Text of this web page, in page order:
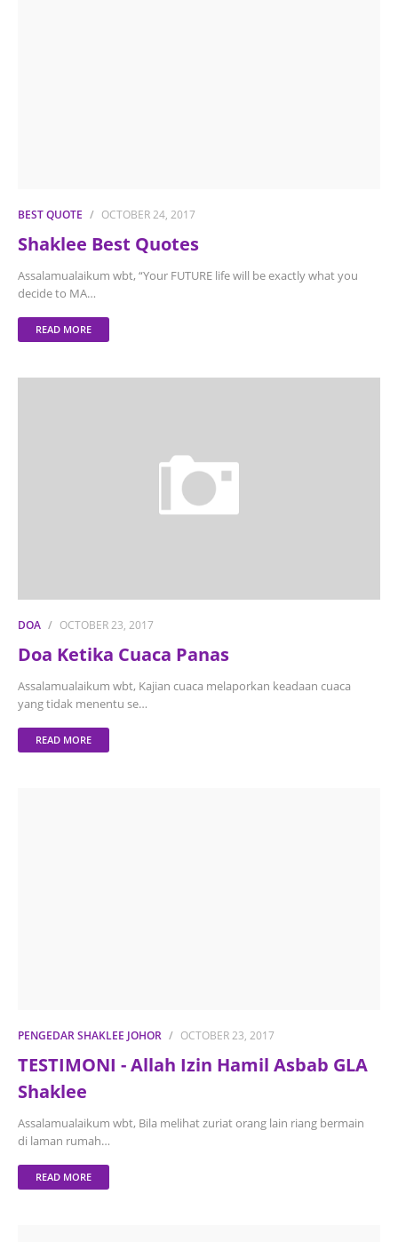
BEST QUOTE OCTOBER 24, 2017
Shaklee Best Quotes
Assalamualaikum wbt, “Your FUTURE life will be exactly what you
decide to MA…
READ MORE
DOA OCTOBER 23, 2017
Doa Ketika Cuaca Panas
Assalamualaikum wbt, Kajian cuaca melaporkan keadaan cuaca
yang tidak menentu se…
READ MORE
PENGEDAR SHAKLEE JOHOR OCTOBER 23, 2017
TESTIMONI - Allah Izin Hamil Asbab GLA
Shaklee
Assalamualaikum wbt, Bila melihat zuriat orang lain riang bermain
di laman rumah…
READ MORE